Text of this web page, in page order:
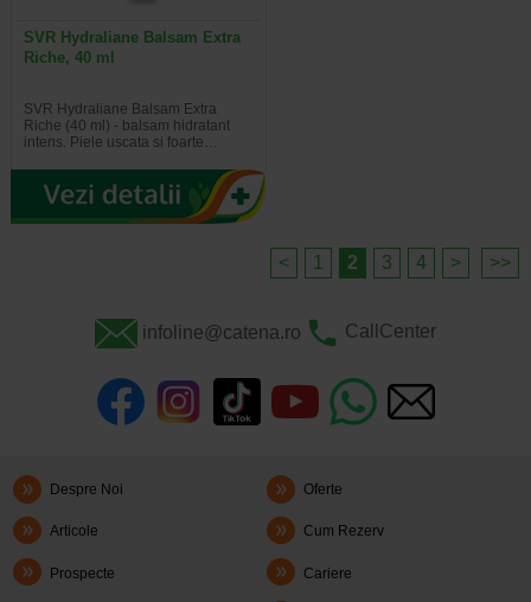
SVR Hydraliane Balsam Extra
Riche, 40 ml
SVR Hydraliane Balsam Extra
Riche (40 ml) - balsam hidratant
intens. Piele uscata si foarte…
< 1 2 3 4 > >>
infoline@catena.ro CallCenter
Despre Noi Oferte
Articole Cum Rezerv
Prospecte Cariere